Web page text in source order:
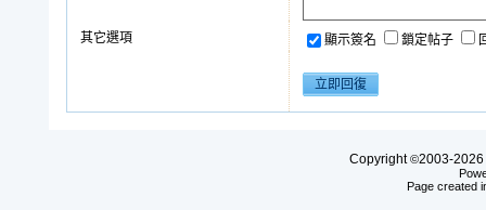
其它選項 顯示簽名 鎖定帖子
Copyright©2003-2026
Page created